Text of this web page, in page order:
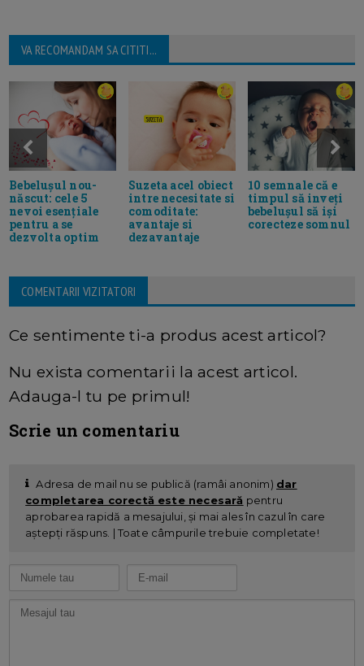
VA RECOMANDAM SA CITITI...
Bebelușul nou-
născut: cele 5
nevoi esențiale
pentru a se
dezvolta optim
Suzeta acel obiect
intre necesitate si
comoditate:
avantaje si
dezavantaje
10 semnale că e
timpul să inveți
bebelușul să iși
corecteze somnul
COMENTARII VIZITATORI
Ce sentimente ti-a produs acest articol?
Nu exista comentarii la acest articol.
Adauga-l tu pe primul!
Scrie un comentariu
Adresa de mail nu se publică (ramâi anonim) dar
completarea corectă este necesară pentru
aprobarea rapidă a mesajului, și mai ales în cazul în care
aștepți răspuns. | Toate câmpurile trebuie completate!